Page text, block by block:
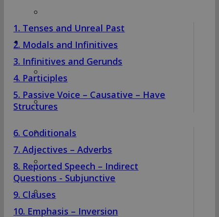
AWARDS INTERNATIONAL EXAMS
Awards Level 2
Awards Level 3
Awards Level A1
Awards Level A2
1. Tenses and Unreal Past
2. Modals and Infinitives
3. Infinitives and Gerunds
4. Participles
5. Passive Voice – Causative – Have
Structures
6. Conditionals
7. Adjectives – Adverbs
8. Reported Speech – Indirect
Questions - Subjunctive
9. Clauses
10. Emphasis – Inversion